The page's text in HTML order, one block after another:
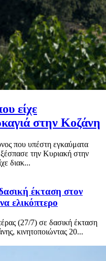
είχε
στην Κοζάνη
που υπέστη εγκαύματα
ξέσπασε την Κυριακή στην
διακ...
έκταση στον
ελικόπτερο
(27/7) σε δασική έκταση
κινητοποιώντας 20...